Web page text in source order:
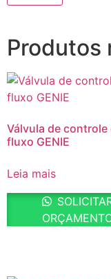
Produtos
Válvula de controle
fluxo GENIE
Leia mais